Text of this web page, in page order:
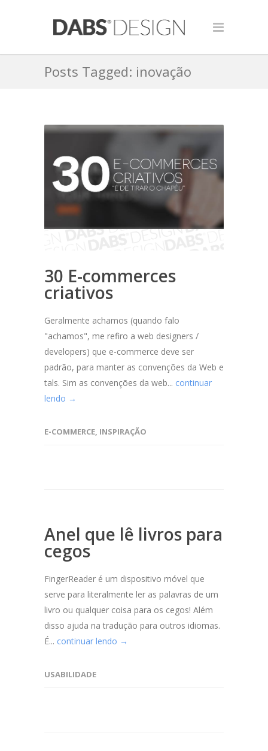
Posts Tagged: inovação
30 E-commerces
criativos
Geralmente achamos (quando falo
"achamos", me refiro a web designers /
developers) que e-commerce deve ser
padrão, para manter as convenções da Web e
tals. Sim as convenções da web... continuar
lendo →
E-COMMERCE, INSPIRAÇÃO
Anel que lê livros para
cegos
FingerReader é um dispositivo móvel que
serve para literalmente ler as palavras de um
livro ou qualquer coisa para os cegos! Além
disso ajuda na tradução para outros idiomas.
É... continuar lendo →
USABILIDADE